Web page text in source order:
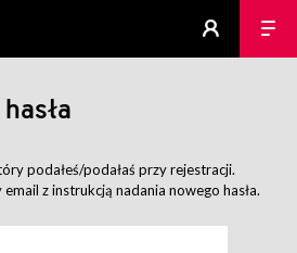
podałeś/podałaś przy rejestracji.
z instrukcją nadania nowego hasła.